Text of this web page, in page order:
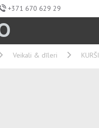
+371 670 629 29
Veikali & dīleri KURŠI